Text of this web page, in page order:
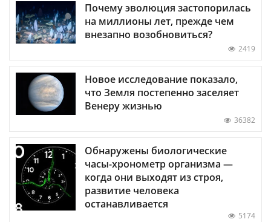
Почему эволюция застопорилась
на миллионы лет, прежде чем
внезапно возобновиться?
2419
Новое исследование показало,
что Земля постепенно заселяет
Венеру жизнью
36382
Обнаружены биологические
часы-хронометр организма —
когда они выходят из строя,
развитие человека
останавливается
5174